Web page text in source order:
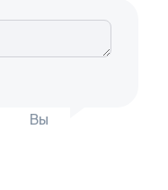
Вы